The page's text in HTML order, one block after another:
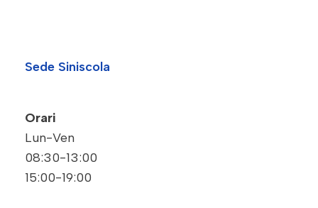
Sede Siniscola
Orari
Lun-Ven
08:30-13:00
15:00-19:00